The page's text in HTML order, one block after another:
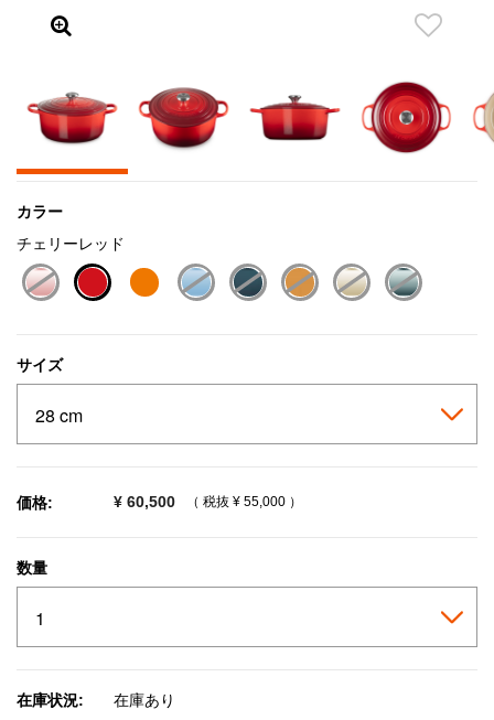
カラー
チェリーレッド
サイズ
価格: ¥ 60,500 （ 税抜 ¥ 55,000 ）
数量
在庫状況: 在庫あり